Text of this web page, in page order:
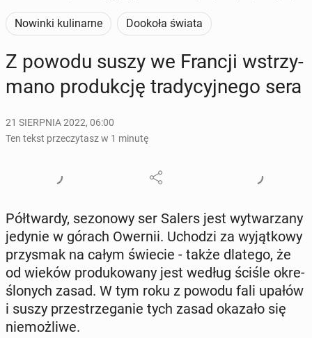
Nowinki kulinarne Dookoła świata
Z powodu suszy we Francji wstrzy­
ma­no pro­duk­cję tra­dy­cyj­ne­go sera
21 SIERPNIA 2022, 06:00
Ten tekst przeczytasz w 1 minutę
Pół­twar­dy, se­zo­no­wy ser Salers jest wy­twa­rza­ny
jedynie w górach Owernii. Uchodzi za wy­jąt­ko­wy
przy­smak na całym świecie - także dlatego, że
od wieków pro­du­ko­wa­ny jest według ściśle okre­
ślo­nych zasad. W tym roku z powodu fali upałów
i suszy prze­strze­ga­nie tych zasad okazało się
nie­moż­li­we.